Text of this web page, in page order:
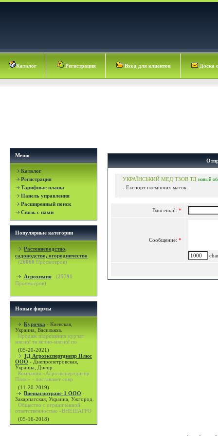
Каталог Регистрация Вход для клиентов Доска
Меню
Каталог
Регистрация
Тарифные планы
Панель управления
Расширенный поиск
Связь с нами
Популярные категории
Растениеводство,
садоводство, огородничество
(26060 Просмотров)
Агрохимия (25791
Просмотров)
Новые фирмы
Курочка - Киевская,
Украина, Васильков.
Продаж підрощених курчат
мясної та яєчно-мясної по
(05-20-2021)
ТД Агроэкспертднепр Плюс
ООО - Днепропетровская,
Украина, Днепр.
Компания «Агроэкспертднепр
Плюс» - поставляет совр
(11-20-2019)
Внешагротранс-1 ООО -
Закарпатская, Украина, Ужгород.
Общество с ограниченной
ответственностью «ВНЕШАГРО
(05-16-2018)
УКРАЇНСЬКИЙ МЕД ТЗОВ ТД новый
- Експорт племінних маток...
Ваш email: *
Сообщение: *